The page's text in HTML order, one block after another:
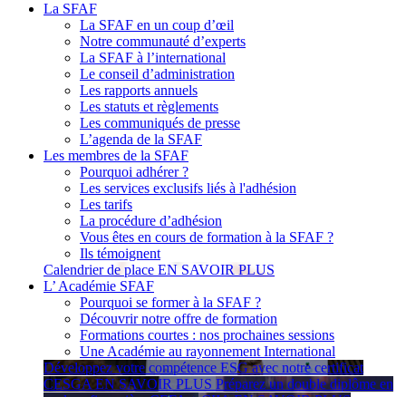
La SFAF
La SFAF en un coup d’œil
Notre communauté d’experts
La SFAF à l’international
Le conseil d’administration
Les rapports annuels
Les statuts et règlements
Les communiqués de presse
L’agenda de la SFAF
Les membres de la SFAF
Pourquoi adhérer ?
Les services exclusifs liés à l'adhésion
Les tarifs
La procédure d’adhésion
Vous êtes en cours de formation à la SFAF ?
Ils témoignent
Calendrier de place EN SAVOIR PLUS
L’ Académie SFAF
Pourquoi se former à la SFAF ?
Découvrir notre offre de formation
Formations courtes : nos prochaines sessions
Une Académie au rayonnement International
Développez votre compétence ESG avec notre certificat
CESGA EN SAVOIR PLUS Préparez un double diplôme en